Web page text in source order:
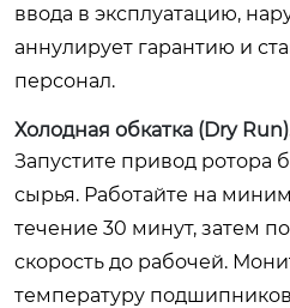
ввода в эксплуатацию,
аннулирует гарантию и
персонал.
Холодная обкатка (Dry
Запустите привод ротора
сырья. Работайте на
течение 30 минут, затем
скорость до рабочей.
температуру